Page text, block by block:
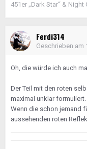
451er „Dark Star“ & Night
Ferdi314
Geschrieben am
Oh, die würde ich auch
Der Teil mit den roten
maximal unklar formuliert.
Wenn die schon jemand
aussehenden roten